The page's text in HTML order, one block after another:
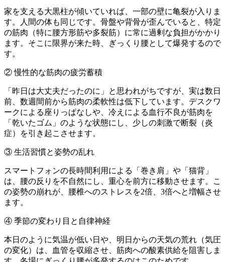
家を支える大黒柱が傾いていれば、一部の壁に亀裂が入りま
す。人間の体も同じです。骨盤や背骨が歪んでいると、特定
の筋肉（特に腰方形筋や多裂筋）に常に過剰な負担がかかり
ます。そこに限界が来た時、ぎっくり腰として爆発するので
す。
② 慢性的な筋肉の疲労蓄積
「昨日は大丈夫だったのに」と思われがちですが、実は数日
前、数週間前から筋肉の柔軟性は低下しています。デスクワ
ークによる座りっぱなしや、冷えによる血行不良が筋肉を
「乾いたゴム」のような状態にし、少しの刺激で断裂（炎
症）を引き起こさせます。
③ 生活習慣と姿勢の乱れ
スマートフォンの長時間利用による「巻き肩」や「猫背」
は、腰の反りを不自然にし、重心を前方に移動させます。こ
の姿勢の崩れが、腰椎へのストレスを2倍、3倍へと増幅させ
ます。
④ 季節の変わり目と自律神経
本日のように気温が低い日や、明日からの天気の荒れ（気圧
の変化）は、血管を収縮させ、筋肉への酸素供給を阻害しま